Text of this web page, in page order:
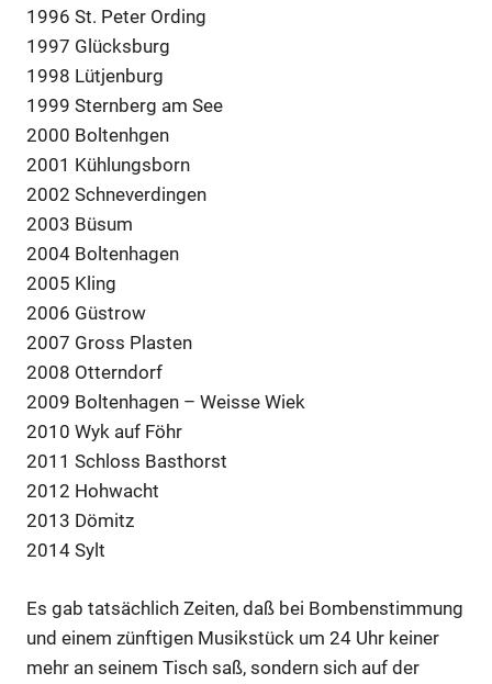
1996 St. Peter Ording
1997 Glücksburg
1998 Lütjenburg
1999 Sternberg am See
2000 Boltenhgen
2001 Kühlungsborn
2002 Schneverdingen
2003 Büsum
2004 Boltenhagen
2005 Kling
2006 Güstrow
2007 Gross Plasten
2008 Otterndorf
2009 Boltenhagen – Weisse Wiek
2010 Wyk auf Föhr
2011 Schloss Basthorst
2012 Hohwacht
2013 Dömitz
2014 Sylt
Es gab tatsächlich Zeiten, daß bei Bombenstimmung
und einem zünftigen Musikstück um 24 Uhr keiner
mehr an seinem Tisch saß, sondern sich auf der